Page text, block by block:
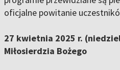
oficjalne powitanie
27 kwietnia 2025 r.
Miłosierdzia Bożego